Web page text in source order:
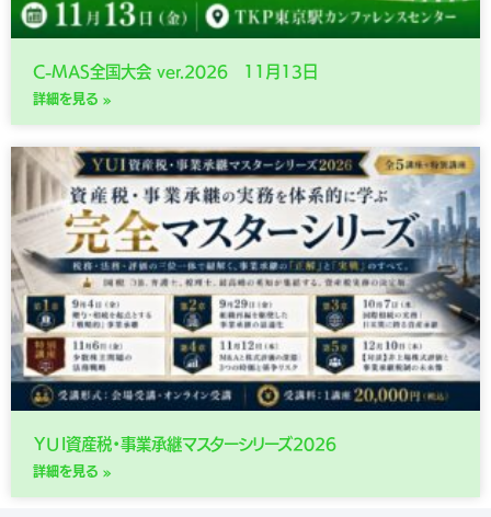
C-MAS全国大会 ver.2026 11月13日
詳細を見る »
ＹＵＩ資産税・事業承継マスターシリーズ2026
詳細を見る »